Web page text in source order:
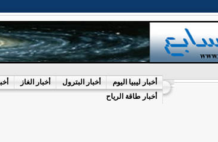
أخبار ليبيا اليوم أخبار البترول أخبار الغاز
أخبار طاقة الرياح